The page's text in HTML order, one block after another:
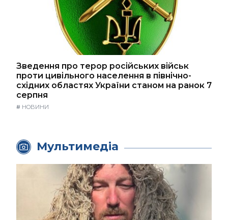
Зведення про терор російських військ
проти цивільного населення в північно-
східних областях України станом на ранок 7
серпня
# НОВИНИ
Мультимедіа